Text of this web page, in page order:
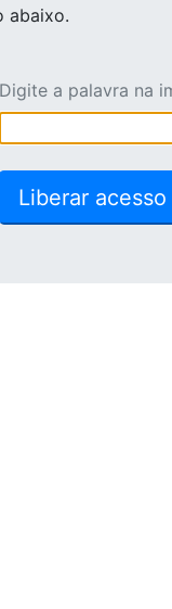
abaixo.
Digite a palavra na